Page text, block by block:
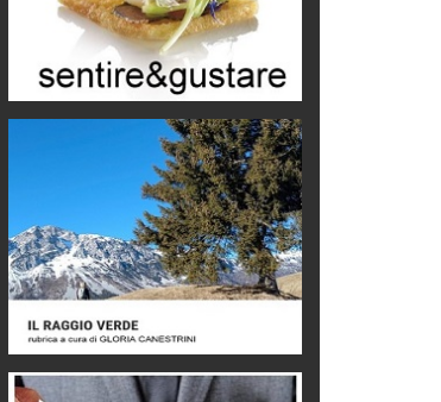
scammer
di Mirta B. Bono
Mio nonno, salvato dai russi
Storie...di storia
Macchine di guerra
Editoriale
Turismo in Miniera
Puglia - Tra storia e recupero
Castione, sotto il segno del
castagno
Eventi